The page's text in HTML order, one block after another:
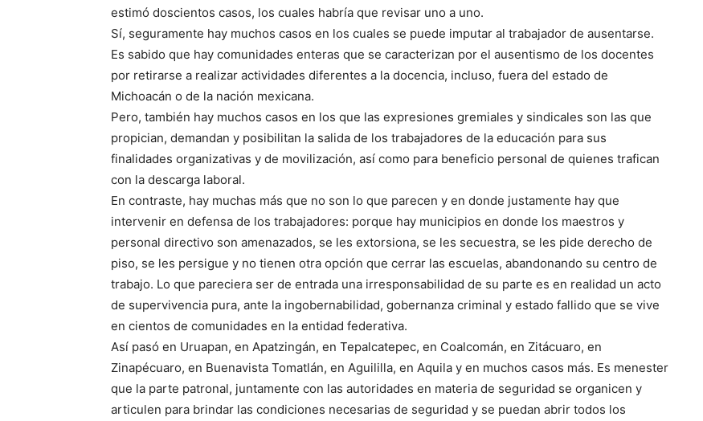
estimó doscientos casos, los cuales habría que revisar uno a uno.
Sí, seguramente hay muchos casos en los cuales se puede imputar al trabajador de ausentarse.
Es sabido que hay comunidades enteras que se caracterizan por el ausentismo de los docentes
por retirarse a realizar actividades diferentes a la docencia, incluso, fuera del estado de
Michoacán o de la nación mexicana.
Pero, también hay muchos casos en los que las expresiones gremiales y sindicales son las que
propician, demandan y posibilitan la salida de los trabajadores de la educación para sus
finalidades organizativas y de movilización, así como para beneficio personal de quienes trafican
con la descarga laboral.
En contraste, hay muchas más que no son lo que parecen y en donde justamente hay que
intervenir en defensa de los trabajadores: porque hay municipios en donde los maestros y
personal directivo son amenazados, se les extorsiona, se les secuestra, se les pide derecho de
piso, se les persigue y no tienen otra opción que cerrar las escuelas, abandonando su centro de
trabajo. Lo que pareciera ser de entrada una irresponsabilidad de su parte es en realidad un acto
de supervivencia pura, ante la ingobernabilidad, gobernanza criminal y estado fallido que se vive
en cientos de comunidades en la entidad federativa.
Así pasó en Uruapan, en Apatzingán, en Tepalcatepec, en Coalcomán, en Zitácuaro, en
Zinapécuaro, en Buenavista Tomatlán, en Aguililla, en Aquila y en muchos casos más. Es menester
que la parte patronal, juntamente con las autoridades en materia de seguridad se organicen y
articulen para brindar las condiciones necesarias de seguridad y se puedan abrir todos los